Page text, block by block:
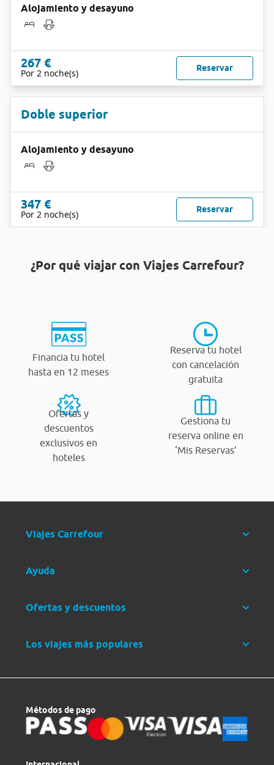
Alojamiento y desayuno
267 €
Por 2 noche(s) Reservar
Doble superior
Alojamiento y desayuno
347 €
Por 2 noche(s) Reservar
¿Por qué viajar con Viajes Carrefour?
Financia tu hotel
hasta en 12 meses
Reserva tu hotel
con cancelación
gratuita
Ofertas y
descuentos
exclusivos en
hoteles
Gestiona tu
reserva online en
‘Mis Reservas’
Viajes Carrefour
Ayuda
Ofertas y descuentos
Los viajes más populares
Métodos de pago